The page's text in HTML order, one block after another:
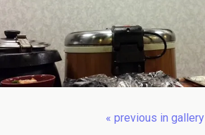
« previous in gallery